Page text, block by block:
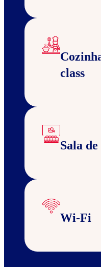
class
Sala
Wi-Fi